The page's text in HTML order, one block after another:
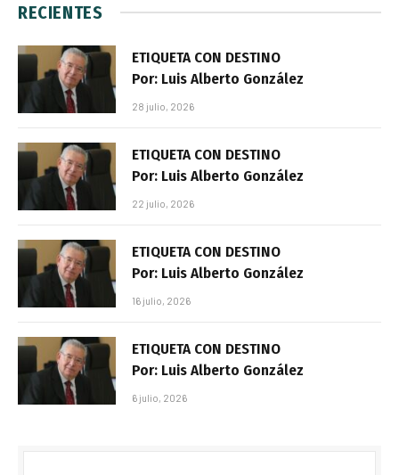
RECIENTES
ETIQUETA CON DESTINO
Por: Luis Alberto González
28 julio, 2026
ETIQUETA CON DESTINO
Por: Luis Alberto González
22 julio, 2026
ETIQUETA CON DESTINO
Por: Luis Alberto González
16 julio, 2026
ETIQUETA CON DESTINO
Por: Luis Alberto González
6 julio, 2026